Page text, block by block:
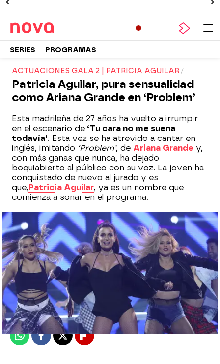
SERIES PROGRAMAS
ACTUACIONES GALA 2 | PATRICIA AGUILAR
Patricia Aguilar, pura sensualidad
como Ariana Grande en ‘Problem’
Esta madrileña de 27 años ha vuelto a irrumpir
en el escenario de ‘Tu cara no me suena
todavía’. Esta vez se ha atrevido a cantar en
inglés, imitando ‘Problem’, de Ariana Grande y,
con más ganas que nunca, ha dejado
boquiabierto al público con su voz. La joven ha
conquistado de nuevo al jurado y es
que,Patricia Aguilar, ya es un nombre que
comienza a sonar en el programa.
Nova
Madrid
Publicado:08 de junio de 2018, 17:21
WhatsappFacebook
X Flipboard